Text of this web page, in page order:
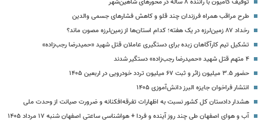
توقیف کامیون با راننده ۸ ساله در محورهای شاهین‌شهر
طرح مراقب همراه فرزندان چند قلو و کاهش فشارهای جسمی والدین
رخداد ۸۷ زمین‌لرزه در یک هفته؛ کدام استان‌ها از زمین‌لرزه مصون ماند؟
تشکیل تیم کارآگاهان زبده برای دستگیری عاملان قتل شهید «حمیدرضا رجب‌زاده»
۴ متهم قتل شهید «حمیدرضا رجب‌زاده» دستگیر شدند
حضور ۳.۵ میلیون زائر و ثبت ۶۷ میلیون تردد خودرویی در اربعین ۱۴۰۵
انتشار فراخوان جایزه البرز دانش‌آموزی ۱۴۰۵
هشدار دادستان کل کشور نسبت به اظهارات تفرقه‌افکنانه و ضرورت صیانت از وحدت ملی
آب و هوای اصفهان طی چند روز آینده و فردا + هواشناسی ساعتی اصفهان شنبه ۱۷ مرداد ۱۴۰۵